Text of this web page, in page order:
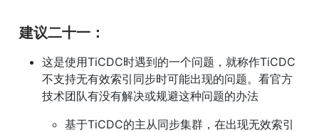
建议二十一：
这是使用TiCDC时遇到的一个问题，就称作TiCDC
不支持无有效索引同步时可能出现的问题。看官方
技术团队有没有解决或规避这种问题的办法
基于TiCDC的主从同步集群，在出现无效索引